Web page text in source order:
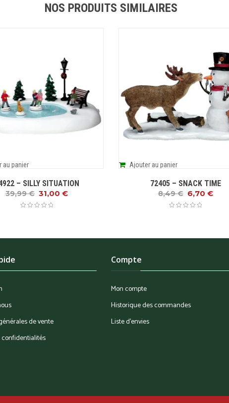
NOS PRODUITS SIMILAIRES
au panier
– SILLY SITUATION
39,99€ 31,00 €
Ajouter au panier
72405 – SNACK TIME
8,49€ 6,70 €
de vente
Compte
Mon compte
Historique des commandes
Liste d'envies